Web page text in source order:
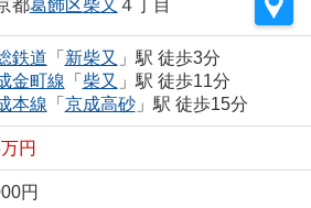
都葛飾区柴又 ４丁目
鉄道 「 新柴又 」駅 徒歩3分
金町線 「 柴又 」駅 徒歩11分
本線 「 京成高砂」駅 徒歩15分
円
円